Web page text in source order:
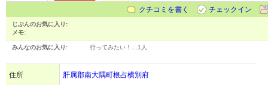
クチコミを書く
チェックイン
じぶんのお気に入り:
メモ:
みんなのお気に入り: 行ってみたい！… 1人
住所 肝属郡南大隅町根占横別府